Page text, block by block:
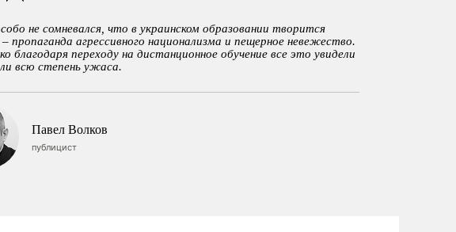
не сомневался, что в украинском образовании творится
пропаганда агрессивного национализма и пещерное невежество.
благодаря переходу на дистанционное обучение все это увидели
всю степень ужаса.
Павел Волков
публицист